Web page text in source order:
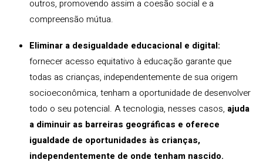
outros, promovendo assim a coesão social e a
compreensão mútua.
Eliminar a desigualdade educacional e digital:
fornecer acesso equitativo à educação garante que
todas as crianças, independentemente de sua origem
socioeconômica, tenham a oportunidade de desenvolver
todo o seu potencial. A tecnologia, nesses casos, ajuda
a diminuir as barreiras geográficas e oferece
igualdade de oportunidades às crianças,
independentemente de onde tenham nascido.